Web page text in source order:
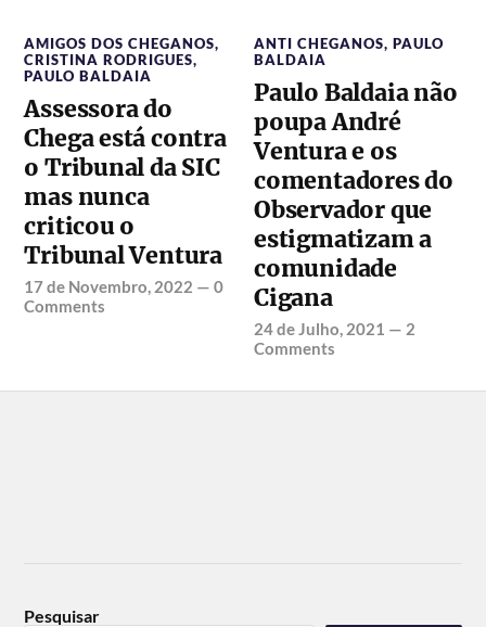
AMIGOS DOS CHEGANOS,
CRISTINA RODRIGUES,
PAULO BALDAIA
Assessora do
Chega está contra
o Tribunal da SIC
mas nunca
criticou o
Tribunal Ventura
17 de Novembro, 2022 —0
Comments
ANTI CHEGANOS,PAULO
BALDAIA
Paulo Baldaia não
poupa André
Ventura e os
comentadores do
Observador que
estigmatizam a
comunidade
Cigana
24 de Julho, 2021 — 2
Comments
Pesquisar